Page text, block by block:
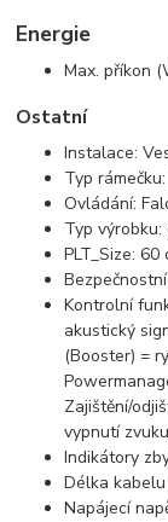
Energie
Max. příkon
Ostatní
Instalace:
Typ
Ovládání:
Typ
PLT_Size: 60
Kontrolní
akustický
(Booster) =
Zajištění/
vypnutí
Indikátory
Délka kabelu
Napájecí